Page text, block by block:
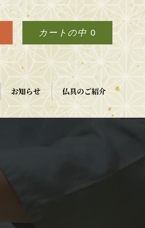
カートの中 0
お知らせ 仏具のご紹介